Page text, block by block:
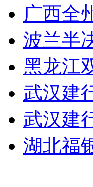
走！跟着总书记去
消防员救轻生者 花
广西全
波兰半
黑龙江
武汉建
武汉建
湖北福